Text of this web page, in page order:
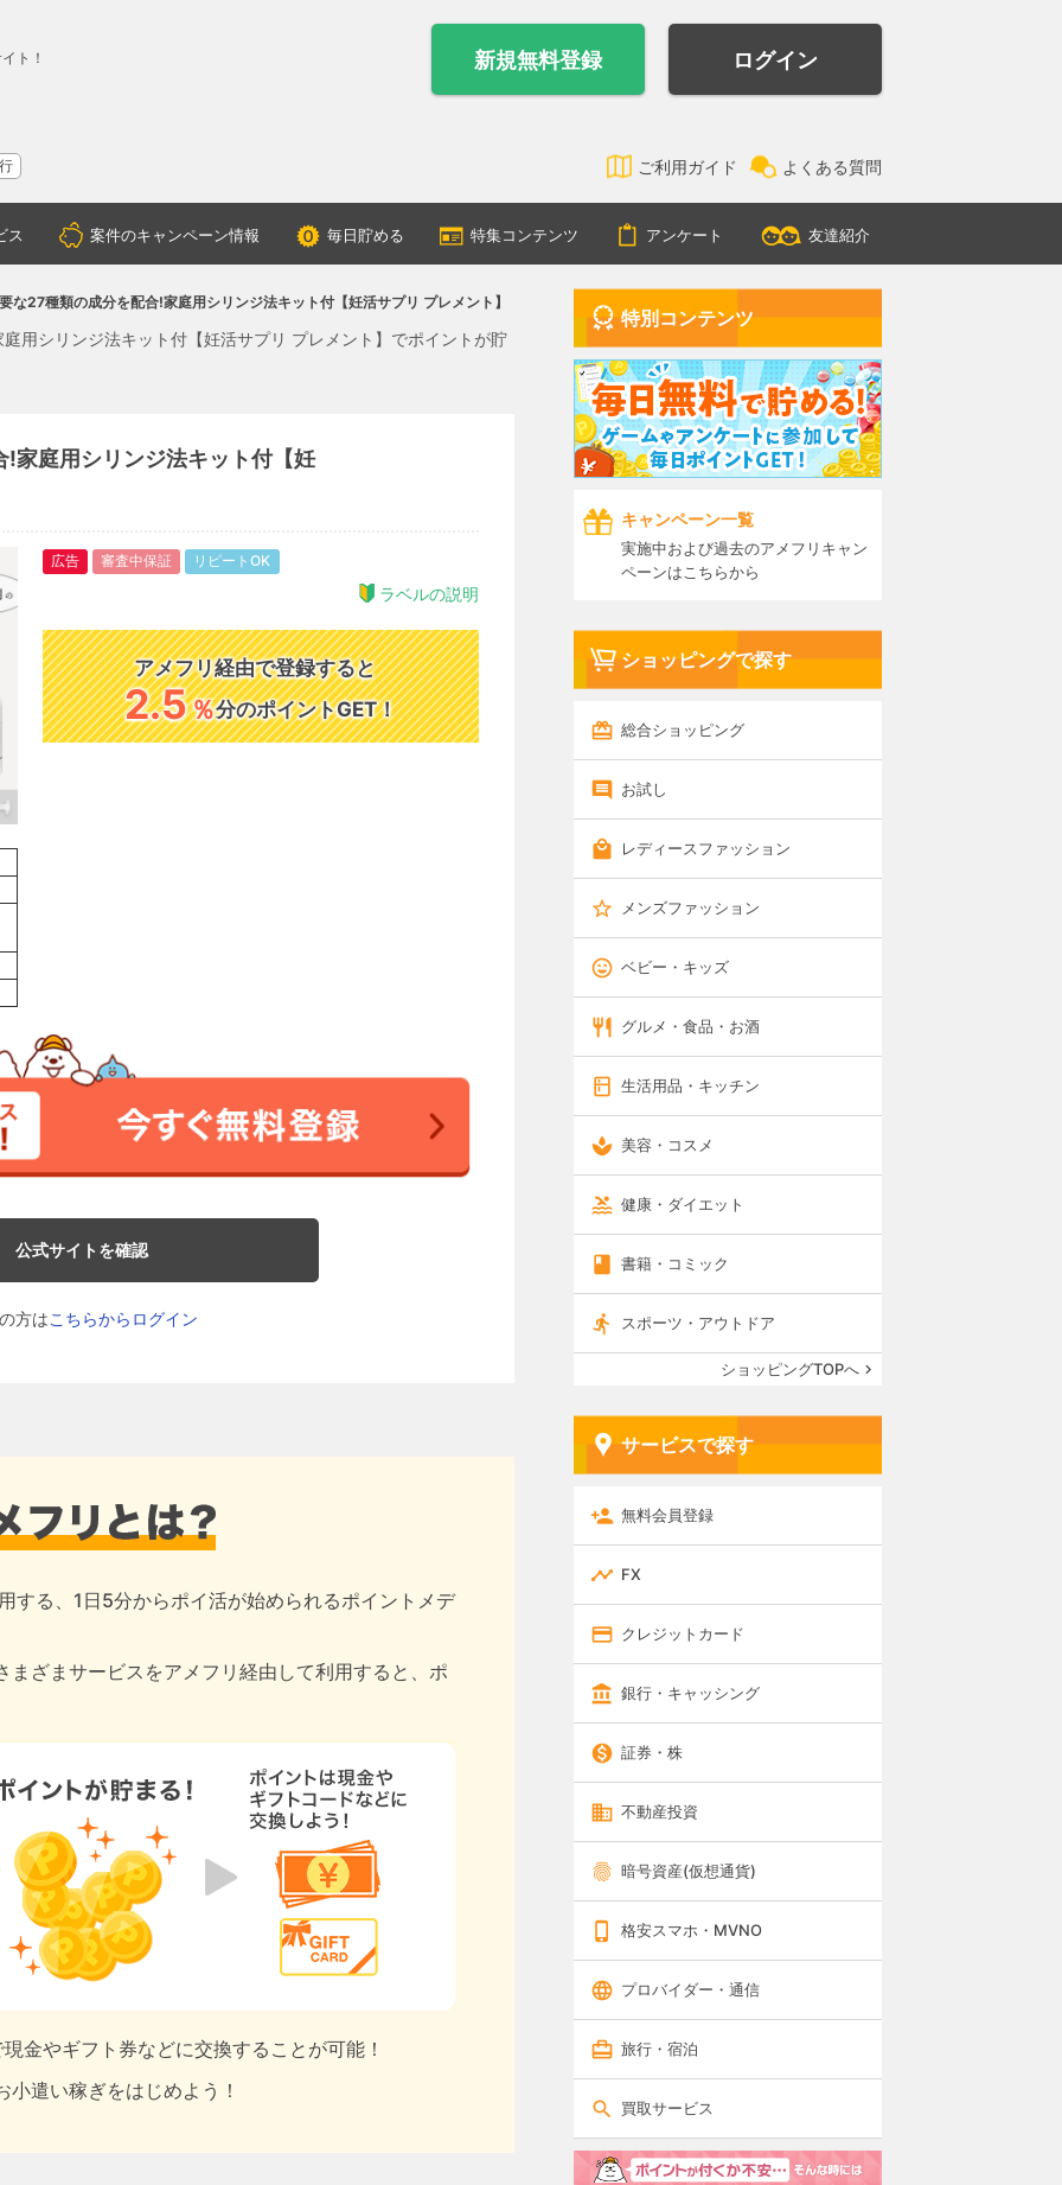
ト！ 新規無料登録 ログイン
ご利用ガイド よくある質問
ス 案件のキャンペーン情報 毎日貯める 特集コンテンツ アンケート 友達紹介
な27種類の成分を配合!家庭用シリンジ法キット付【妊活サプリ プレメント】
用シリンジ法キット付【妊活サプリ プレメント】でポイントが貯
家庭用シリンジ法キット付【妊
広告 審査中保証 リピートOK
ラベルの説明
アメフリ経由で登録すると
2.5％分のポイントGET！
公式サイトを確認
方はこちらからログイン
する、1日5分からポイ活が始められるポイントメデ
まざまサービスをアメフリ経由して利用すると、ポ
金やギフト券などに交換することが可能！
遣い稼ぎをはじめよう！
特別コンテンツ
キャンペーン一覧
実施中および過去のアメフリキャン
ペーンはこちらから
ショッピングで探す
総合ショッピング
お試し
レディースファッション
メンズファッション
ベビー・キッズ
グルメ・食品・お酒
生活用品・キッチン
美容・コスメ
健康・ダイエット
書籍・コミック
スポーツ・アウトドア
ショッピングTOPへ
サービスで探す
無料会員登録
FX
クレジットカード
銀行・キャッシング
証券・株
不動産投資
暗号資産(仮想通貨)
格安スマホ・MVNO
プロバイダー・通信
旅行・宿泊
買取サービス